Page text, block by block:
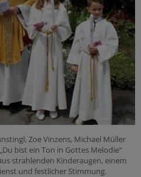
Zoe Vinzens, Michael Müller
bist ein Ton in Gottes Melodie“
strahlenden Kinderaugen, einem
und festlicher Stimmung.